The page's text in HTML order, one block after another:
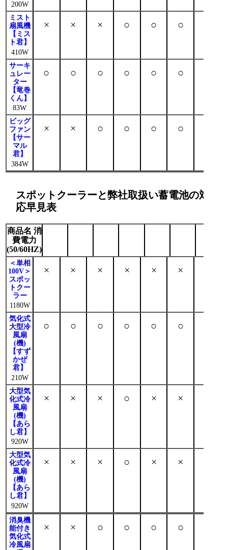
200W
ミスト
扇風機
【ミス
ト君】
410W
× × × ○ ○ ○
サーキ
ュレー
ター
【竜巻
くん】
83W
○ ○ ○ ○ ○ ○
ビッグ
ファン
【サー
マル
君】
384W
× × ○ ○ ○ ○
スポットクーラーと弊社取扱い蓄電池の対
応早見表
商品名 消
費電力
(50/60HZ)
＜単相
100V＞
スポッ
トクー
ラー
1180W
× × × × × ×
気化式
大型冷
風扇
(機)
【すず
かぜ
君】
210W
○ ○ ○ ○ ○ ○
大型気
化式冷
風扇
(機)
【あら
し君】
920W
× × × ○ × ×
大型気
化式冷
風扇
(機)
【あら
し君】
920W
× × × ○ × ×
消臭機
能付き
気化式
冷風扇
× × ○ ○ ○ ○